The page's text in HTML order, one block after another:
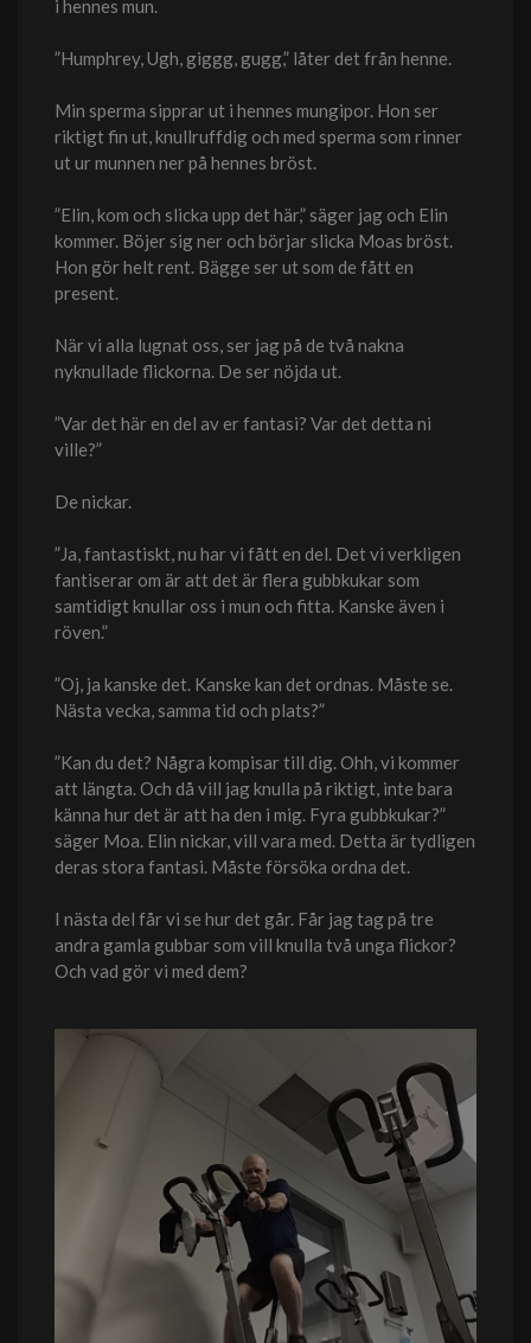
i hennes mun.
”Humphrey, Ugh, giggg, gugg,” låter det från henne.
Min sperma sipprar ut i hennes mungipor. Hon ser
riktigt fin ut, knullruffdig och med sperma som rinner
ut ur munnen ner på hennes bröst.
”Elin, kom och slicka upp det här,” säger jag och Elin
kommer. Böjer sig ner och börjar slicka Moas bröst.
Hon gör helt rent. Bägge ser ut som de fått en
present.
När vi alla lugnat oss, ser jag på de två nakna
nyknullade flickorna. De ser nöjda ut.
”Var det här en del av er fantasi? Var det detta ni
ville?”
De nickar.
”Ja, fantastiskt, nu har vi fått en del. Det vi verkligen
fantiserar om är att det är flera gubbkukar som
samtidigt knullar oss i mun och fitta. Kanske även i
röven.”
”Oj, ja kanske det. Kanske kan det ordnas. Måste se.
Nästa vecka, samma tid och plats?”
”Kan du det? Några kompisar till dig. Ohh, vi kommer
att längta. Och då vill jag knulla på riktigt, inte bara
känna hur det är att ha den i mig. Fyra gubbkukar?”
säger Moa. Elin nickar, vill vara med. Detta är tydligen
deras stora fantasi. Måste försöka ordna det.
I nästa del får vi se hur det går. Får jag tag på tre
andra gamla gubbar som vill knulla två unga flickor?
Och vad gör vi med dem?